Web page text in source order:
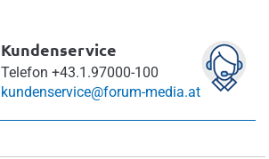
Kundenservice
Telefon +43.1.97000-100
kundenservice@forum-media.at